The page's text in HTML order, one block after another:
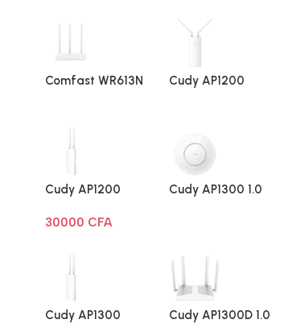
Comfast WR613N
Cudy AP1200
Cudy AP1200
AC1200
30000 CFA
Cudy AP1300 1.0
Cudy AP1300
Cudy AP1300D 1.0